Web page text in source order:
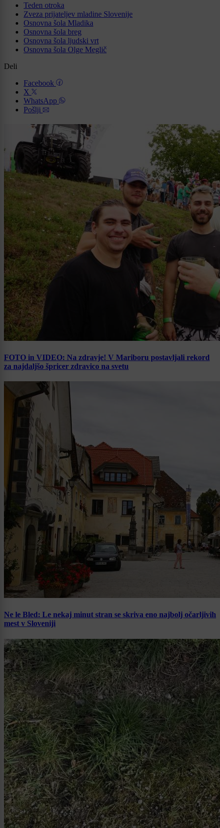
Teden otroka
Zveza prijateljev mladine Slovenije
Osnovna šola Mladika
Osnovna šola breg
Osnovna šola ljudski vrt
Osnovna šola Olge Meglič
Deli
Facebook
X
WhatsApp
Pošlji
FOTO in VIDEO: Na zdravje! V Mariboru postavljali rekord
za najdaljšo špricer zdravico na svetu
Ne le Bled: Le nekaj minut stran se skriva eno najbolj očarljivih
mest v Sloveniji